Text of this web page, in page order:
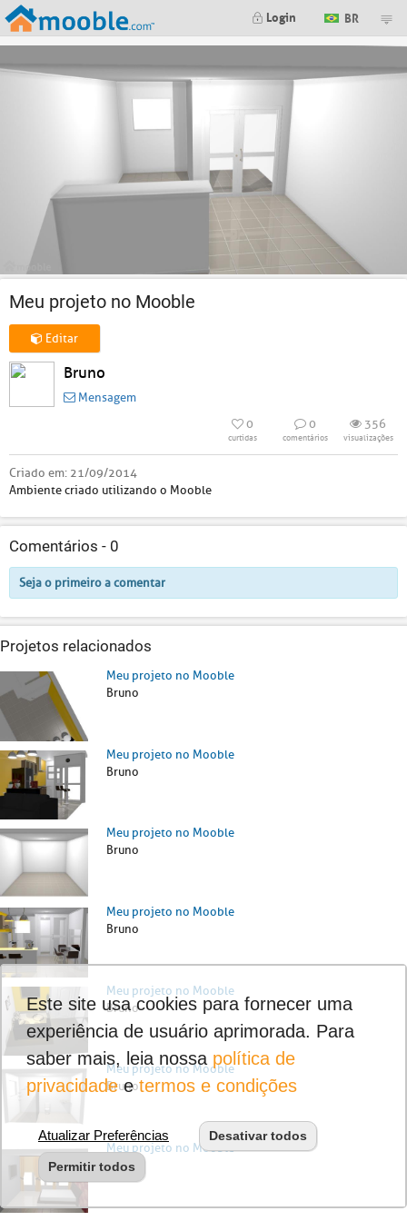
Login BR
Meu projeto no Mooble
Editar
Bruno
Mensagem
0
curtidas
0
comentários
356
visualizações
Criado em: 21/09/2014
Ambiente criado utilizando o Mooble
Comentários - 0
Seja o primeiro a comentar
Projetos relacionados
Meu projeto no Mooble
Bruno
Meu projeto no Mooble
Bruno
Meu projeto no Mooble
Bruno
Meu projeto no Mooble
Bruno
Meu projeto no Mooble
Bruno
Meu projeto no Mooble
Bruno
Meu projeto no Mooble
Bruno
Este site usa cookies para fornecer uma
experiência de usuário aprimorada. Para
saber mais, leia nossa política de
privacidadeetermos e condições
Atualizar Preferências Desativar todos
Permitir todos